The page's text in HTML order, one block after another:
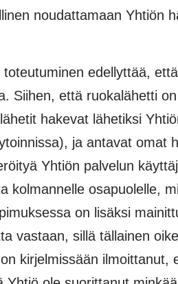
noudattamaan Yhtiön
edellyttää,
Siihen, että ruokalähetti
hakevat lähetiksi
ja antavat omat
Yhtiön palvelun
osapuolelle,
on lisäksi
vastaan, sillä tällainen
kirjelmissään ilmoittanut,